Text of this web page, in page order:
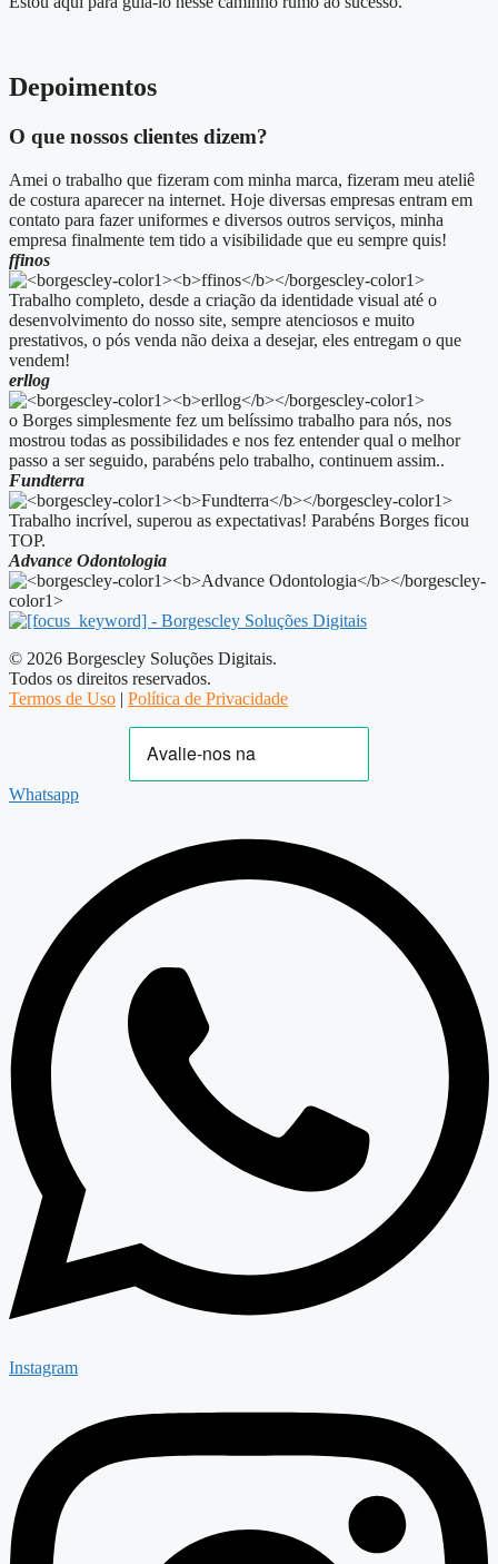
Depoimentos
O que nossos clientes dizem?
Amei o trabalho que fizeram com minha marca, fizeram meu ateliê
de costura aparecer na internet. Hoje diversas empresas entram em
contato para fazer uniformes e diversos outros serviços, minha
empresa finalmente tem tido a visibilidade que eu sempre quis!
ffinos
Trabalho completo, desde a criação da identidade visual até o
desenvolvimento do nosso site, sempre atenciosos e muito
prestativos, o pós venda não deixa a desejar, eles entregam o que
vendem!
erllog
o Borges simplesmente fez um belíssimo trabalho para nós, nos
mostrou todas as possibilidades e nos fez entender qual o melhor
passo a ser seguido, parabéns pelo trabalho, continuem assim..
Fundterra
Trabalho incrível, superou as expectativas! Parabéns Borges ficou
TOP.
Advance Odontologia
© 2026 Borgescley Soluções Digitais.
Todos os direitos reservados.
Termos de Uso | Política de Privacidade
Whatsapp
Instagram